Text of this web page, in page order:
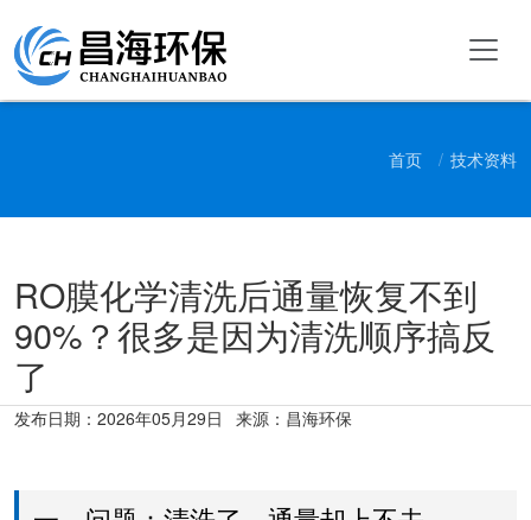
首页 技术资料
RO膜化学清洗后通量恢复不到
90%？很多是因为清洗顺序搞反
了
发布日期： 2026年05月29日 来源：昌海环保